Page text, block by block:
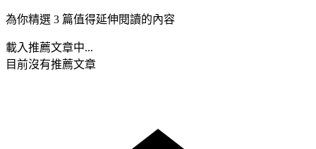
為你精選 3 篇值得延伸閱讀的內容
載入推薦文章中...
目前沒有推薦文章